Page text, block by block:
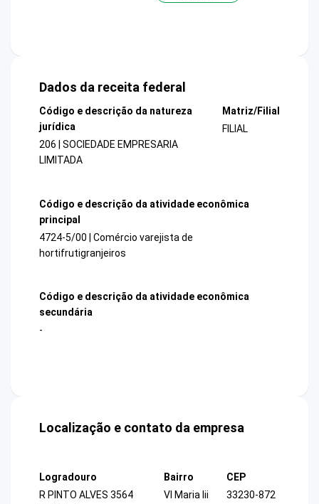
Dados da receita federal
Código e descrição da natureza
jurídica
206 | SOCIEDADE EMPRESARIA
LIMITADA
Matriz/Filial
FILIAL
Código e descrição da atividade econômica
principal
4724-5/00 | Comércio varejista de
hortifrutigranjeiros
Código e descrição da atividade econômica
secundária
-
Localização e contato da empresa
Logradouro
R PINTO ALVES 3564
Bairro
Vl Maria Iii
CEP
33230-872